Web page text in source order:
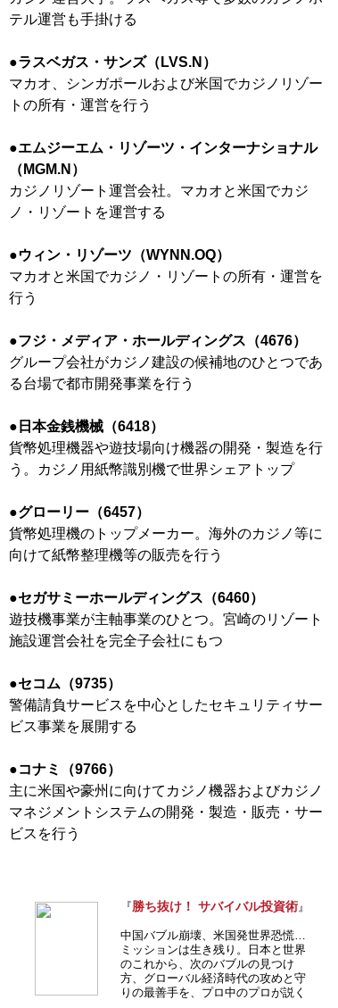
テル運営も手掛ける
●ラスベガス・サンズ（LVS.N）
マカオ、シンガポールおよび米国でカジノリゾー
トの所有・運営を行う
●エムジーエム・リゾーツ・インターナショナル
（MGM.N）
カジノリゾート運営会社。マカオと米国でカジ
ノ・リゾートを運営する
●ウィン・リゾーツ（WYNN.OQ）
マカオと米国でカジノ・リゾートの所有・運営を
行う
●フジ・メディア・ホールディングス（4676）
グループ会社がカジノ建設の候補地のひとつであ
る台場で都市開発事業を行う
●日本金銭機械（6418）
貨幣処理機器や遊技場向け機器の開発・製造を行
う。カジノ用紙幣識別機で世界シェアトップ
●グローリー（6457）
貨幣処理機のトップメーカー。海外のカジノ等に
向けて紙幣整理機等の販売を行う
●セガサミーホールディングス（6460）
遊技機事業が主軸事業のひとつ。宮崎のリゾート
施設運営会社を完全子会社にもつ
●セコム（9735）
警備請負サービスを中心としたセキュリティサー
ビス事業を展開する
●コナミ（9766）
主に米国や豪州に向けてカジノ機器およびカジノ
マネジメントシステムの開発・製造・販売・サー
『勝ち抜け！ サバイバル投資術』
中国バブル崩壊、米国発世界恐慌…
ミッションは生き残り。日本と世界
のこれから、次のバブルの見つけ
方、グローバル経済時代の攻めと守
りの最善手を、プロ中のプロが説く